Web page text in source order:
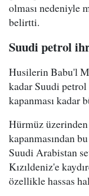
olması nedeniyle
belirtti.
Suudi petrol
Husilerin Babu'l
kadar Suudi petrol
kapanması kadar
Hürmüz
kapanmasından
Suudi Arabistan
Kızıldeniz'e
özellikle hassas